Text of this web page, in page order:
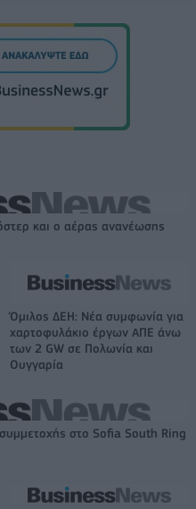
και ο αέρας ανανέωσης
Όμιλος ΔΕΗ: Νέα συμφωνία για
χαρτοφυλάκιο έργων ΑΠΕ άνω
των 2 GW σε Πολωνία και
Ουγγαρία
στο Sofia South Ring